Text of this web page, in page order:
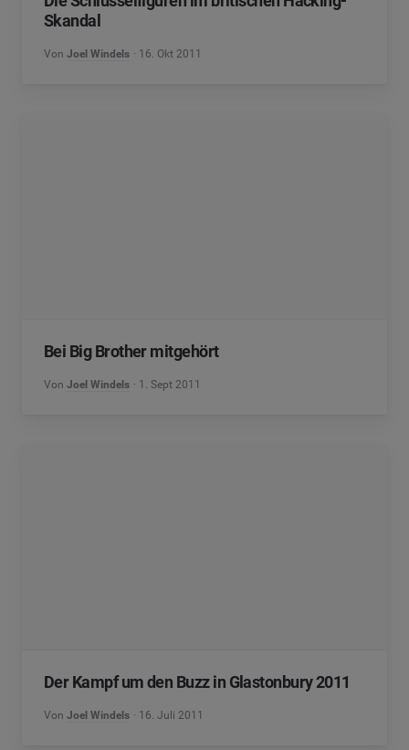
Skandal
Von Joel Windels 16. Okt 2011
Bei Big Brother mitgehört
Von Joel Windels 1. Sept 2011
Der Kampf um den Buzz in Glastonbury 2011
Von Joel Windels 16. Juli 2011